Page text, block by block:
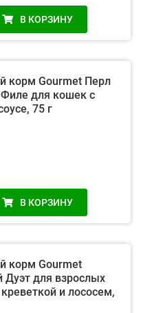
В КОРЗИНУ
корм Gourmet Перл
для кошек с
75 г
В КОРЗИНУ
корм Gourmet
Дуэт для взрослых
и лососем,